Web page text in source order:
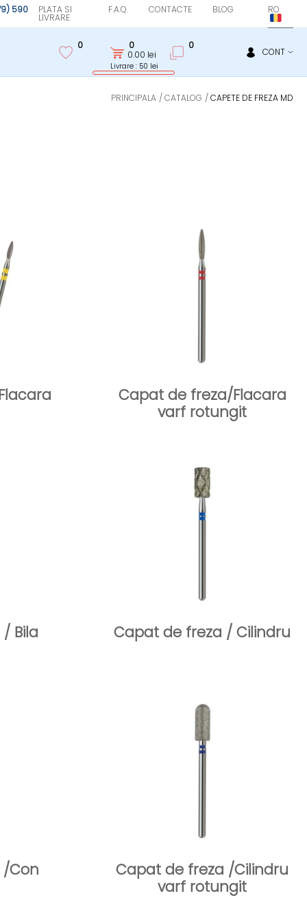
590 PLATA SI
LIVRARE
F.A.Q. CONTACTE BLOG RO
0
0
0.00 lei
Livrare : 50 lei
0
CONT
PRINCIPALA CATALOG CAPETE DE FREZA MD
Capat de freza/Flacara
varf rotungit
Bila Capat de freza / Cilindru
Con
Capat de freza /Cilindru
varf rotungit